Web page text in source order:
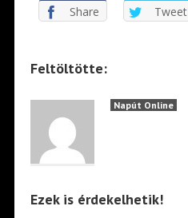
Share Tweet
Feltöltötte:
Napút Online
Ezek is érdekelhetik!